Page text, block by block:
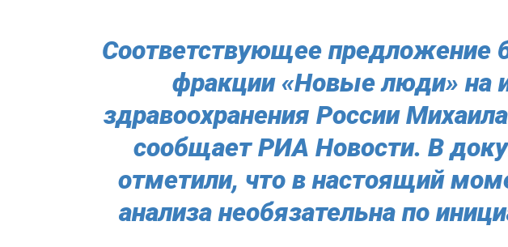
Соответствующее предложение
фракции «Новые люди» на
здравоохранения России
сообщает РИА Новости. В
отметили, что в настоящий
анализа необязательна по